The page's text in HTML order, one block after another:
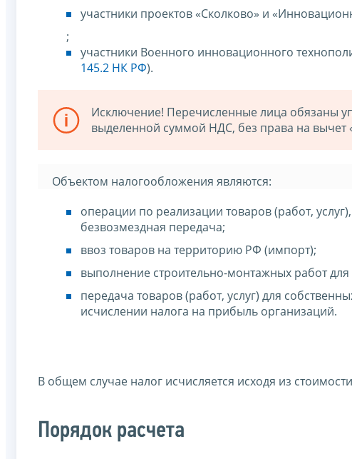
участники проектов «Сколково» и
;
участники Военного инновационного
145.2 НК РФ).
Исключение! Перечисленные лица обязаны
выделенной суммой НДС, без права на вычет
Объектом налогообложения являются:
операции по реализации товаров (работ,
безвозмездная передача;
ввоз товаров на территорию РФ (импорт);
выполнение строительно-монтажных работ
передача товаров (работ, услуг) для
исчислении налога на прибыль организаций.
В общем случае налог исчисляется исходя из
Порядок расчета